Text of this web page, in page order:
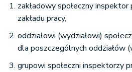
zakładowy społeczny inspektor
zakładu pracy,
oddziałowi (wydziałowi)
dla poszczególnych oddziałów
grupowi społeczni inspektorzy